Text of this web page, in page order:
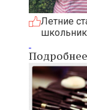
Летние
Подробнее